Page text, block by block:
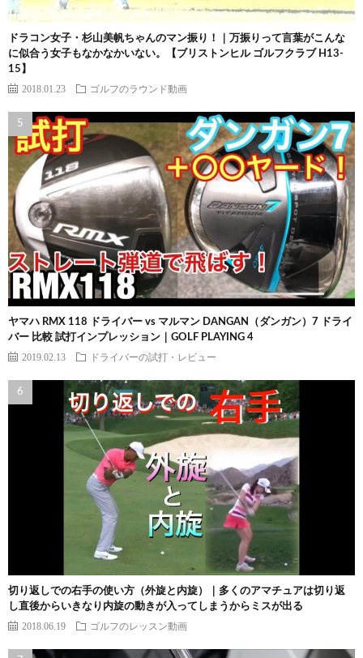
ドラコン女子・杉山美帆ちゃんのマン振り！｜万振りって言葉がこんな
に似合う女子もなかなかいない。【ブリストンヒル ゴルフクラブ H13-
15】
2018.01.23 ゴルフのラウンド動画
ヤマハ RMX 118 ドライバー vs マルマン DANGAN（ダンガン）7 ドライ
バー 比較 試打インプレッション｜GOLF PLAYING 4
2019.02.13 ドライバーの試打・レビュー
切り返しでの右手の使い方（外旋と内旋）｜多くのアマチュアは切り返
し直後からいきなり内旋の動きが入ってしまうからミスが出る
2018.06.19 ゴルフのレッスン動画